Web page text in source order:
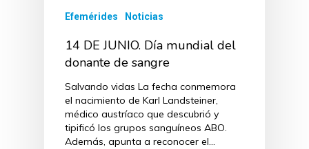
Efemérides Noticias
14 DE JUNIO. Día mundial del
donante de sangre
Salvando vidas La fecha conmemora
el nacimiento de Karl Landsteiner,
médico austríaco que descubrió y
tipificó los grupos sanguíneos ABO.
Además, apunta a reconocer el…